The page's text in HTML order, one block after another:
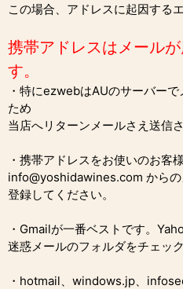
この場合、アドレスに起因する
携帯アドレスはメール
す。
・特にezwebはAUのサーバー
ため
当店へリターンメールさえ送信さ
・携帯アドレスをお使いのお客
info@yoshidawines.com からの
登録してください。
・Gmailが一番ベストです。
迷惑メールのフォルダをチェッ
・hotmail、windows.jp、